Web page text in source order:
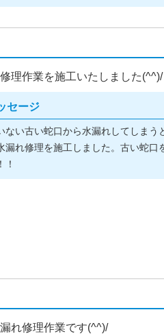
理作業を施工いたしました(^^)/
セージ
ない古い蛇口から水漏れしてしま
漏れ修理を施工しました。古い蛇
！
れ修理作業です(^^)/